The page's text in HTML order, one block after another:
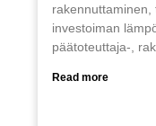
rakennuttaminen,
investoiman
päätoteuttaja-,
Read more